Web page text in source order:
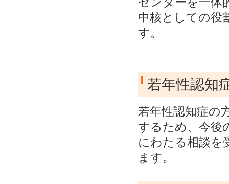
中核としての役
す。
若年性認知
若年性認知症の
するため、今後
にわたる相談を
ます。